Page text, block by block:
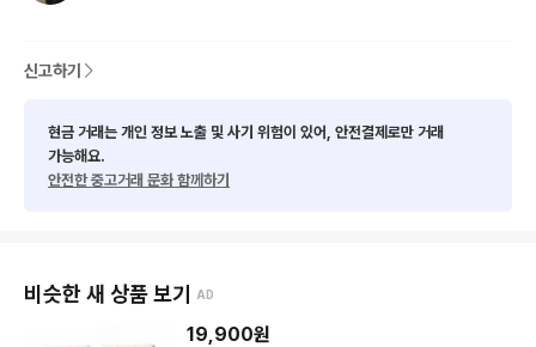
신고하기
현금 거래는 개인 정보 노출 및 사기 위험이 있어, 안전결제로만 거래
가능해요.
안전한 중고거래 문화 함께하기
비슷한 새 상품 보기 AD
19,900원